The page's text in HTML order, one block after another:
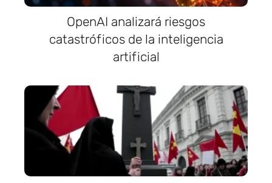
OpenAI analizará riesgos
catastróficos de la inteligencia
artificial